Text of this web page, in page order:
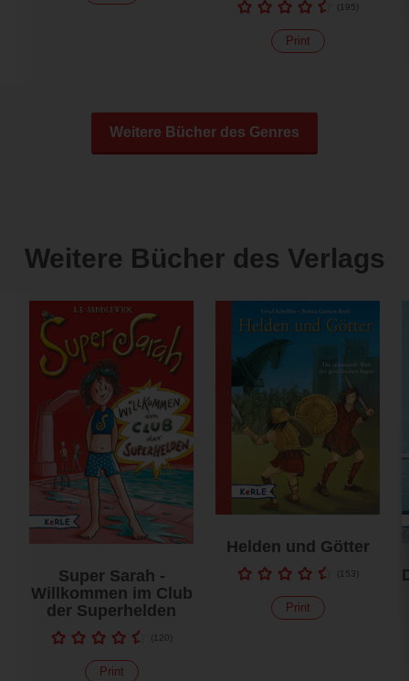
(195)
Print
Weitere Bücher des Genres
Weitere Bücher des Verlags
Super Sarah -
Willkommen im Club
der Superhelden
(120)
Print
Helden und Götter
(153)
Print